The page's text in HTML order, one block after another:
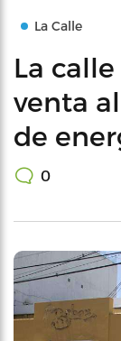
La Calle
La
venta
de
0